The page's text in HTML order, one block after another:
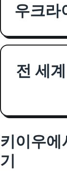
우크라
전 세
키이우에
기